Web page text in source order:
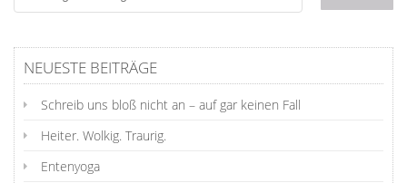
NEUESTE BEITRÄGE
Schreib uns bloß nicht an – auf gar keinen Fall
Heiter. Wolkig. Traurig.
Entenyoga